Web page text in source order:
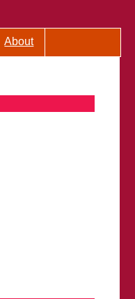
About